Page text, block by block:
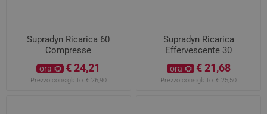
Supradyn Ricarica 60
Compresse
ora € 24,21
Prezzo consigliato: € 26,90
Supradyn Ricarica
Effervescente 30
ora € 21,68
Prezzo consigliato: € 25,50